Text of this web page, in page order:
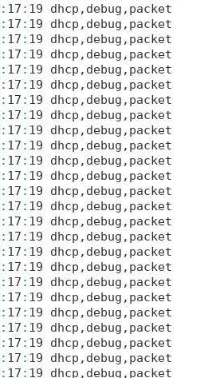
: 17 : 19 dhcp,debug,packet
: 17 : 19 dhcp,debug,packet
: 17 : 19 dhcp,debug,packet
: 17 : 19 dhcp,debug,packet  ->
: 17 : 19 dhcp,debug,packet  ->
: 17 : 19 dhcp,debug,packet
: 17 : 19 dhcp,debug,packet
: 17 : 19 dhcp,debug,packet
: 17 : 19 dhcp,debug,packet  ->
: 17 : 19 dhcp,debug,packet  ->
: 17 : 19 dhcp,debug,packet  ->
: 17 : 19 dhcp,debug,packet  ->
: 17 : 19 dhcp,debug,packet
: 17 : 19 dhcp,debug,packet
: 17 : 19 dhcp,debug,packet
: 17 : 19 dhcp,debug,packet
: 17 : 19 dhcp,debug,packet
: 17 : 19 dhcp,debug,packet
: 17 : 19 dhcp,debug,packet  ->
: 17 : 19 dhcp,debug,packet  ->
: 17 : 19 dhcp,debug,packet  ->
: 17 : 19 dhcp,debug,packet  ->
: 17 : 19 dhcp,debug,packet
: 17 : 19 dhcp,debug,packet
: 17 : 19 dhcp,debug,packet  ->